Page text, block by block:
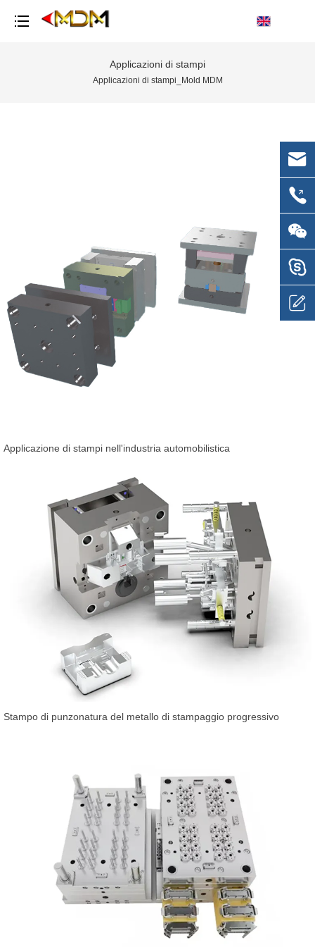
Applicazioni di stampi
Applicazioni di stampi_Mold MDM
Applicazione di stampi nell'industria automobilistica
Stampo di punzonatura del metallo di stampaggio progressivo